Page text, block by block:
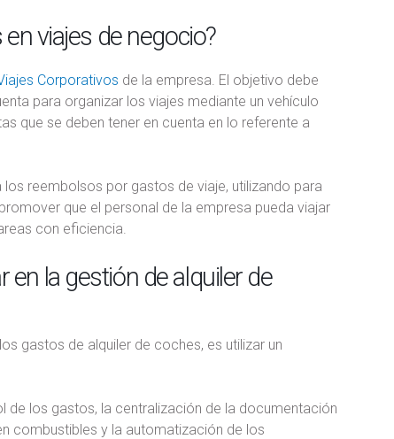
viajes de negocio?
Corporativos de la empresa. El objetivo debe
para organizar los viajes mediante un vehículo
que se deben tener en cuenta en lo referente a
reembolsos por gastos de viaje, utilizando para
que el personal de la empresa pueda viajar
con eficiencia.
la gestión de alquiler de
gastos de alquiler de coches, es utilizar un
los gastos, la centralización de la documentación
combustibles y la automatización de los